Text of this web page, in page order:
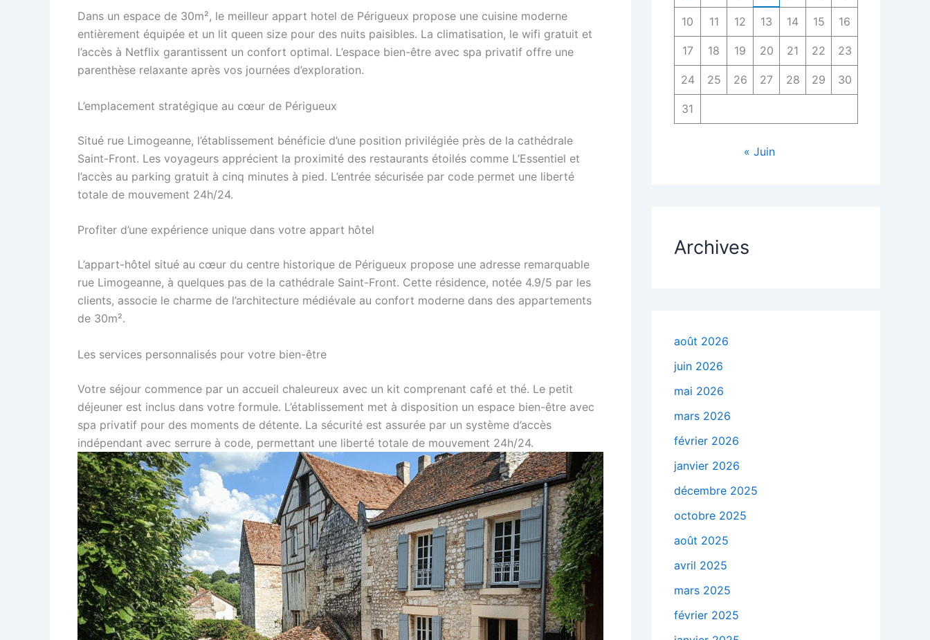
Dans un espace de 30m², le meilleur appart hotel de Périgueux propose une cuisine moderne
entièrement équipée et un lit queen size pour des nuits paisibles. La climatisation, le wifi gratuit et
l’accès à Netflix garantissent un confort optimal. L’espace bien-être avec spa privatif offre une
parenthèse relaxante après vos journées d’exploration.
L’emplacement stratégique au cœur de Périgueux
Situé rue Limogeanne, l’établissement bénéficie d’une position privilégiée près de la cathédrale
Saint-Front. Les voyageurs apprécient la proximité des restaurants étoilés comme L’Essentiel et
l’accès au parking gratuit à cinq minutes à pied. L’entrée sécurisée par code permet une liberté
totale de mouvement 24h/24.
Profiter d’une expérience unique dans votre appart hôtel
L’appart-hôtel situé au cœur du centre historique de Périgueux propose une adresse remarquable
rue Limogeanne, à quelques pas de la cathédrale Saint-Front. Cette résidence, notée 4.9/5 par les
clients, associe le charme de l’architecture médiévale au confort moderne dans des appartements
de 30m².
Les services personnalisés pour votre bien-être
Votre séjour commence par un accueil chaleureux avec un kit comprenant café et thé. Le petit
déjeuner est inclus dans votre formule. L’établissement met à disposition un espace bien-être avec
spa privatif pour des moments de détente. La sécurité est assurée par un système d’accès
indépendant avec serrure à code, permettant une liberté totale de mouvement 24h/24.
10 11 12 13 14 15 16
17 18 19 20 21 22 23
24 25 26 27 28 29 30
31
« Juin
Archives
août 2026
juin 2026
mai 2026
mars 2026
février 2026
janvier 2026
décembre 2025
octobre 2025
août 2025
avril 2025
mars 2025
février 2025